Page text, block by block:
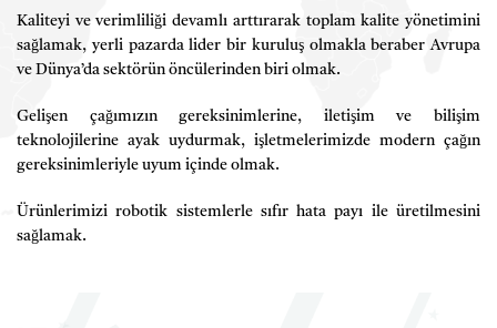
Kaliteyi ve verimliliği devamlı arttırarak toplam kalite yönetimini
sağlamak, yerli pazarda lider bir kuruluş olmakla beraber Avrupa
ve Dünya’da sektörün öncülerinden biri olmak.
Gelişen çağımızın gereksinimlerine, iletişim ve bilişim
teknolojilerine ayak uydurmak, işletmelerimizde modern çağın
gereksinimleriyle uyum içinde olmak.
Ürünlerimizi robotik sistemlerle sıfır hata payı ile üretilmesini
sağlamak.